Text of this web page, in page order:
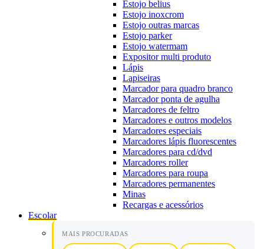
Estojo belius
Estojo inoxcrom
Estojo outras marcas
Estojo parker
Estojo watermam
Expositor multi produto
Lápis
Lapiseiras
Marcador para quadro branco
Marcador ponta de agulha
Marcadores de feltro
Marcadores e outros modelos
Marcadores especiais
Marcadores lápis fluorescentes
Marcadores para cd/dvd
Marcadores roller
Marcadores para roupa
Marcadores permanentes
Minas
Recargas e acessórios
Escolar
MAIS PROCURADAS